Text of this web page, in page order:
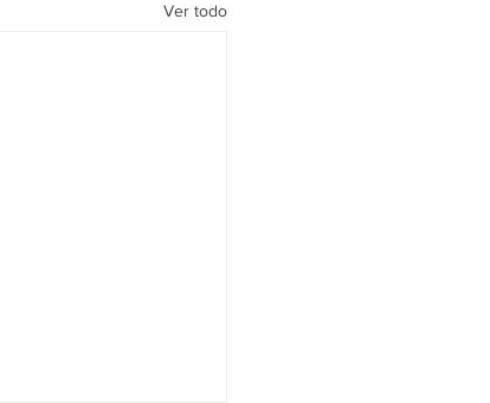
Ver todo